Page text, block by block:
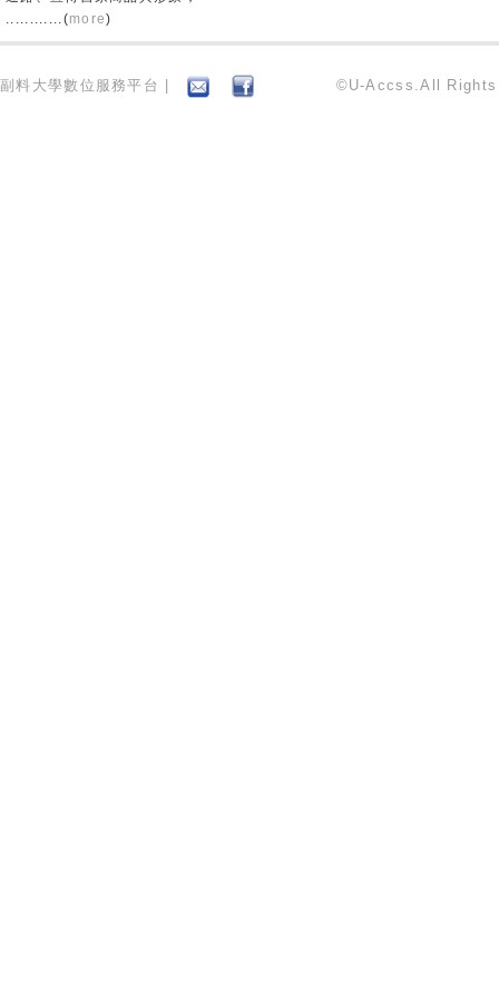
............(more)
副料大學數位服務平台 | ©U-Accss.All Rights